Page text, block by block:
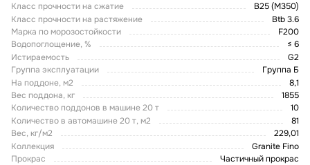
Класс прочности на сжатие
В25 (М350)
Класс прочности на растяжение
Btb 3.6
Марка по морозостойкости
F200
Водопоглощение, %
≤ 6
Истираемость
G2
Группа эксплуатации
Группа Б
На поддоне, м2
8,1
Вес поддона, кг
1855
Количество поддонов в машине 20 т
10
Количество в автомашине 20 т, м2
81
Вес, кг/м2
229,01
Коллекция
Granite Fino
Прокрас
Частичный прокрас